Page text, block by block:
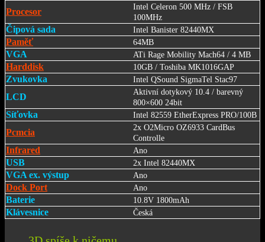
Procesor
Intel Celeron 500 MHz / FSB
100MHz
Čipová sada Intel Banister 82440MX
Paměť 64MB
VGA ATi Rage Mobility Mach64 / 4 MB
Harddisk 10GB / Toshiba MK1016GAP
Zvukovka Intel QSound SigmaTel Stac97
LCD
Aktivní dotykový 10.4 / barevný
800×600 24bit
Síťovka Intel 82559 EtherExpress PRO/100B
Pcmcia
2x O2Micro OZ6933 CardBus
Controlle
Infrared Ano
USB 2x Intel 82440MX
VGA ex. výstup Ano
Dock Port Ano
Baterie 10.8V 1800mAh
Klávesnice Česká